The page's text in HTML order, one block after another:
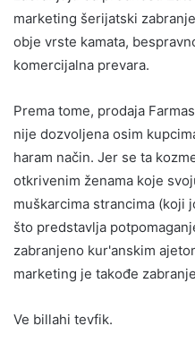
marketing šerijatski
obje vrste kamata,
komercijalna prevara.
Prema tome, prodaja
nije dozvoljena osim
haram način. Jer se ta
otkrivenim ženama koje
muškarcima strancima (koji
što predstavlja
zabranjeno kur'anskim
marketing je takođe
Ve billahi tevfik.